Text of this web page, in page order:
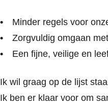
Minder regels voor
Zorgvuldig omgaan
Een fijne, veilige en
Ik wil graag op de lijst
Ik ben er klaar voor om